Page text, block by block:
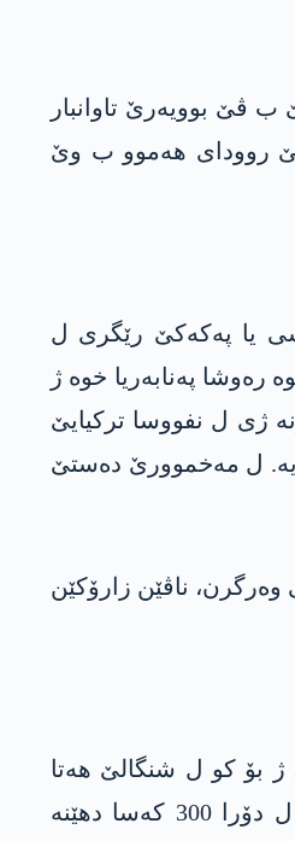
ڤێ بوویەرێ تاوانبار
روودای هەموو ب وێ
سیاسی یا پەکەکێ رێگری ل
رەوشا پەنابەریا خوە ژ
ژی ل نفووسا ترکیایێ
ل مەخموورێ دەستێ
ناڤێن زارۆکێن
ناڤا گەریلا دایە. لێ بەلێ پشتی ئێریشێن داعشێ یێن سالا 2014ێ، پەکەکێ ژ بۆ کو ل شنگالێ ھەتا
خانەقینێ، کو ژێرا دهێتە گۆتن کەمبەرا ناڤین، ل ھەرێما مەخموورێ گەلەک ھێزێن لەشکەری ھاتنە بجیھ کرن. ئەڤ ھەژمارە ل دۆرا 300 کەسا دهێنە